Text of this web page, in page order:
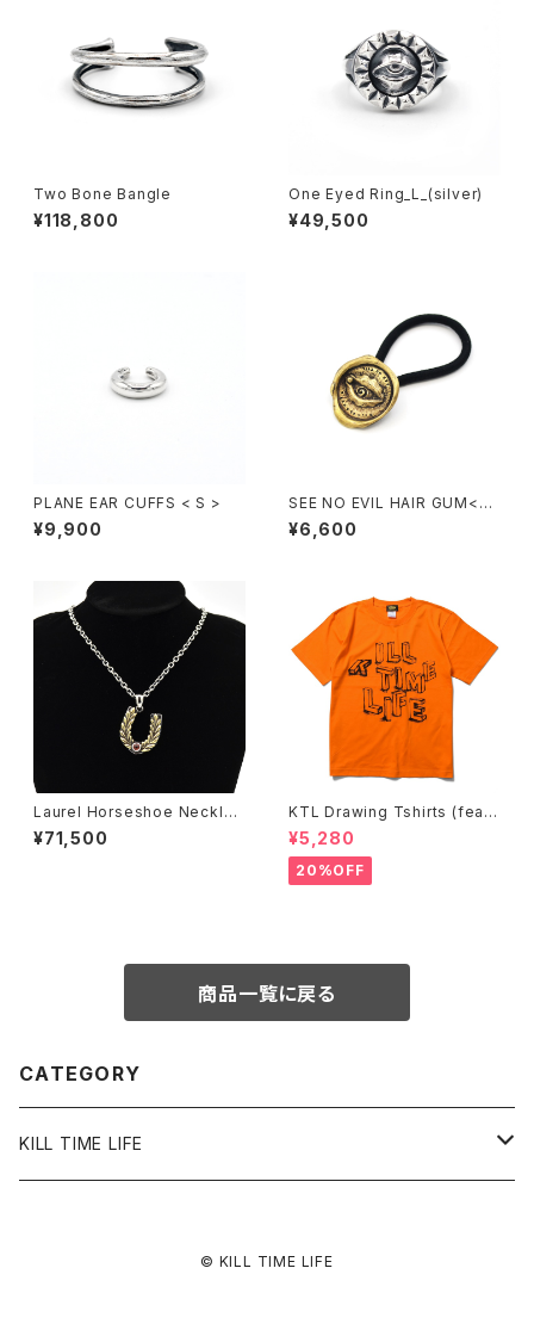
Two Bone Bangle
¥118,800
One Eyed Ring_L_(silver)
¥49,500
PLANE EAR CUFFS < S >
¥9,900
SEE NO EVIL HAIR GUM<M
r.CASANOVA collaboration
>_(brass)
¥6,600
Laurel Horseshoe Necklac
e_L_(stone)
¥71,500
KTL Drawing Tshirts (feat.
A&A PRINTING) <ORANGE>
¥5,280
20%OFF
商品一覧に戻る
CATEGORY
KILL TIME LIFE
© KILL TIME LIFE